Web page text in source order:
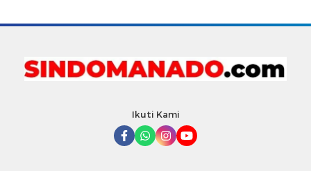
Ikuti Kami